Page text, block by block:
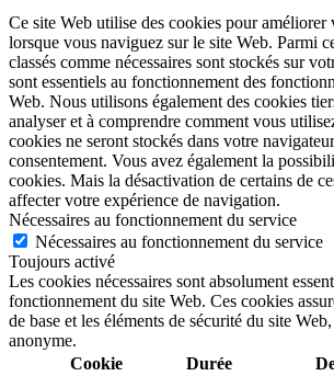
Ce site Web utilise des cookies pour améliorer
lorsque vous naviguez sur le site Web. Parmi
classés comme nécessaires sont stockés sur
sont essentiels au fonctionnement des
Web. Nous utilisons également des cookies
analyser et à comprendre comment vous
cookies ne seront stockés dans votre
consentement. Vous avez également la
cookies. Mais la désactivation de certains de
affecter votre expérience de navigation.
Nécessaires au fonctionnement du service
Nécessaires au fonctionnement du service
Toujours activé
Les cookies nécessaires sont absolument
fonctionnement du site Web. Ces cookies
de base et les éléments de sécurité du site
anonyme.
Cookie
Durée